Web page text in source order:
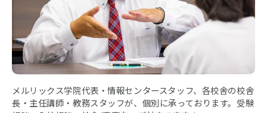
メルリックス学院代表・情報センタースタッフ、各校舎の校舎
長・主任講師・教務スタッフが、個別に承っております。受験